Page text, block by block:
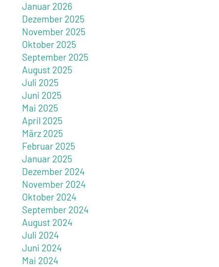
Januar 2026
Dezember 2025
November 2025
Oktober 2025
September 2025
August 2025
Juli 2025
Juni 2025
Mai 2025
April 2025
März 2025
Februar 2025
Januar 2025
Dezember 2024
November 2024
Oktober 2024
September 2024
August 2024
Juli 2024
Juni 2024
Mai 2024